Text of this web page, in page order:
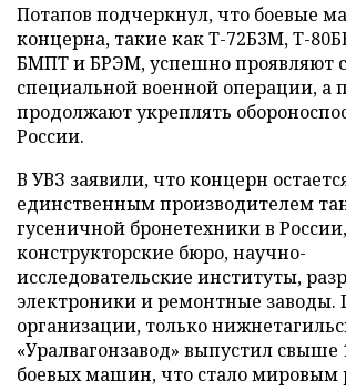
Потапов подчеркнул, что боевые
концерна, такие как Т-72Б3М, Т-
БМПТ и БРЭМ, успешно проявляют
специальной военной операции, а
продолжают укреплять
России.
В УВЗ заявили, что концерн
единственным производителем
гусеничной бронетехники в
конструкторские бюро, научно-
исследовательские институты,
электроники и ремонтные
организации, только
«Уралвагонзавод» выпустил свыше
боевых машин, что стало мировым